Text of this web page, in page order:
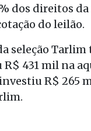
dos direitos da
do leilão.
seleção
431 mil na
R$ 265